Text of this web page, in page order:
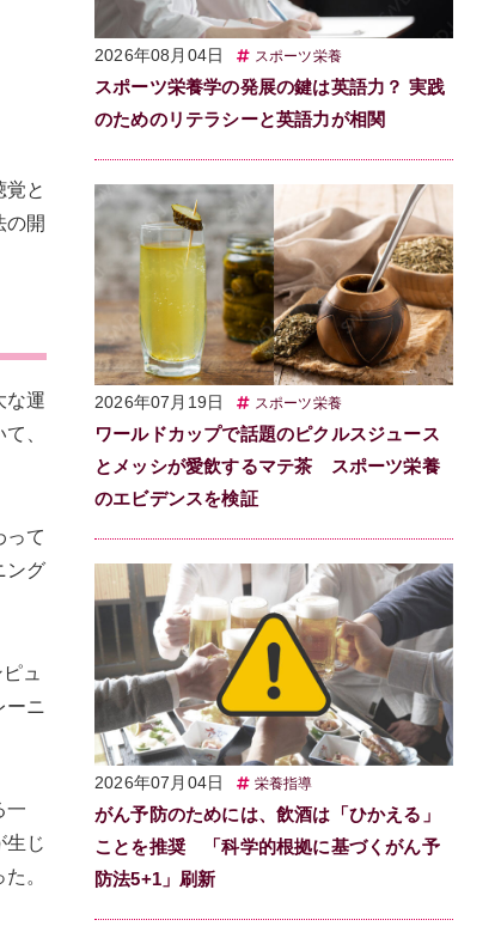
と
の開
な運
、
って
ング
ュ
ーニ
一
生じ
。
2026年08月04日 スポーツ栄養
スポーツ栄養学の発展の鍵は英語力？ 実践
のためのリテラシーと英語力が相関
2026年07月19日 スポーツ栄養
ワールドカップで話題のピクルスジュース
とメッシが愛飲するマテ茶 スポーツ栄養
のエビデンスを検証
2026年07月04日 栄養指導
がん予防のためには、飲酒は「ひかえる」
ことを推奨 「科学的根拠に基づくがん予
防法5+1」刷新